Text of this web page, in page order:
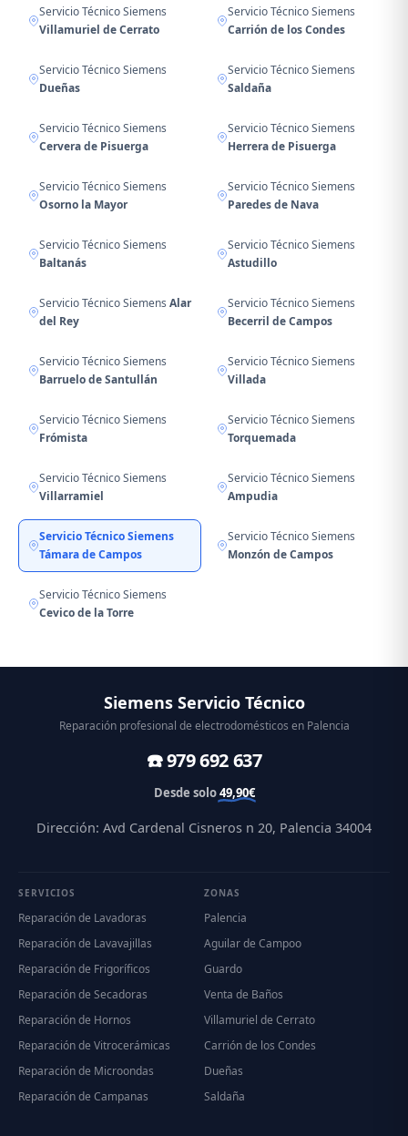
Servicio Técnico Siemens
Villamuriel de Cerrato
Servicio Técnico Siemens
Carrión de los Condes
Servicio Técnico Siemens
Dueñas
Servicio Técnico Siemens
Saldaña
Servicio Técnico Siemens
Cervera de Pisuerga
Servicio Técnico Siemens
Herrera de Pisuerga
Servicio Técnico Siemens
Osorno la Mayor
Servicio Técnico Siemens
Paredes de Nava
Servicio Técnico Siemens
Baltanás
Servicio Técnico Siemens
Astudillo
Servicio Técnico Siemens Alar
del Rey
Servicio Técnico Siemens
Becerril de Campos
Servicio Técnico Siemens
Barruelo de Santullán
Servicio Técnico Siemens
Villada
Servicio Técnico Siemens
Frómista
Servicio Técnico Siemens
Torquemada
Servicio Técnico Siemens
Villarramiel
Servicio Técnico Siemens
Ampudia
Servicio Técnico Siemens
Támara de Campos
Servicio Técnico Siemens
Monzón de Campos
Servicio Técnico Siemens
Cevico de la Torre
Siemens Servicio Técnico
Reparación profesional de electrodomésticos en Palencia
☎️ 979 692 637
Desde solo49,90€
Dirección: Avd Cardenal Cisneros n 20, Palencia 34004
SERVICIOS
Reparación de Lavadoras
Reparación de Lavavajillas
Reparación de Frigoríficos
Reparación de Secadoras
Reparación de Hornos
Reparación de Vitrocerámicas
Reparación de Microondas
Reparación de Campanas
ZONAS
Palencia
Aguilar de Campoo
Guardo
Venta de Baños
Villamuriel de Cerrato
Carrión de los Condes
Dueñas
Saldaña